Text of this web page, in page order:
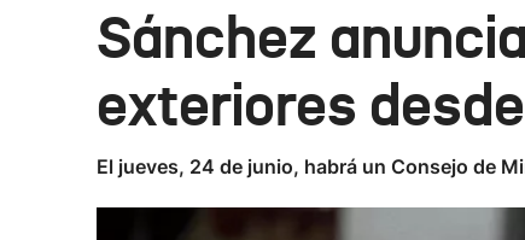
Sánchez
exteriores
El jueves, 24 de junio, habrá un Consejo de